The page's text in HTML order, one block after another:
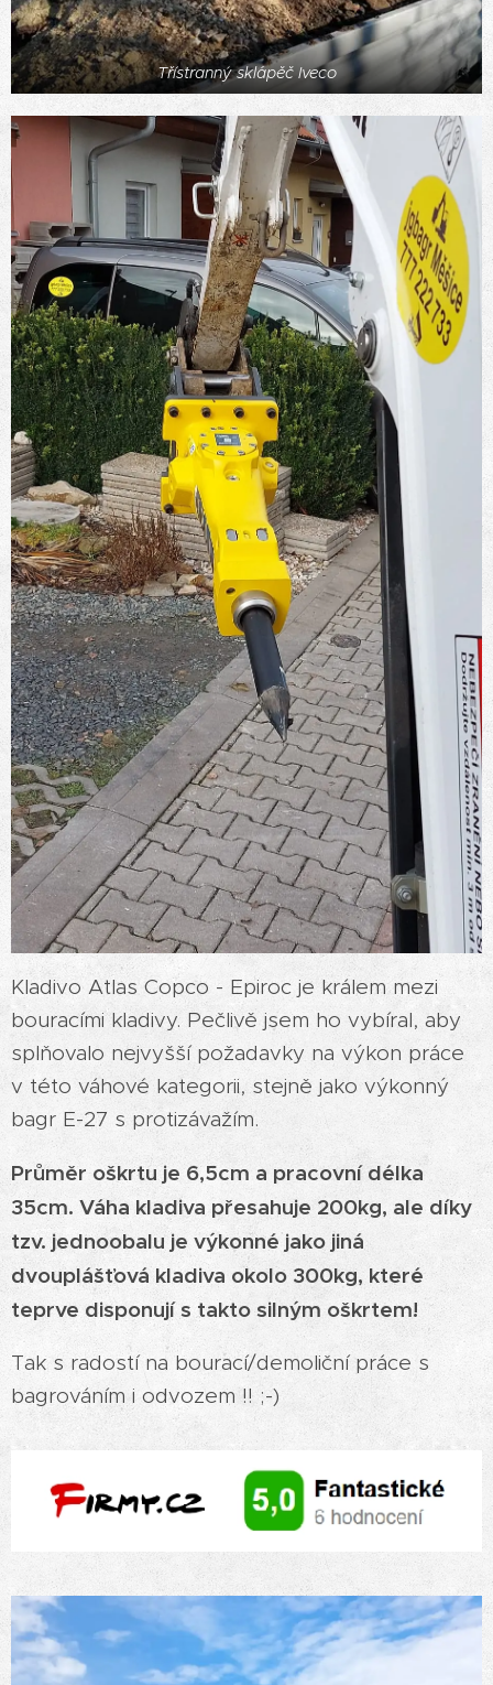
Třístranný sklápěč Iveco
Kladivo Atlas Copco - Epiroc je králem mezi
bouracími kladivy. Pečlivě jsem ho vybíral, aby
splňovalo nejvyšší požadavky na výkon práce
v této váhové kategorii, stejně jako výkonný
bagr E-27 s protizávažím.
Průměr oškrtu je 6,5cm a pracovní délka
35cm. Váha kladiva přesahuje 200kg, ale díky
tzv. jednoobalu je výkonné jako jiná
dvouplášťová kladiva okolo 300kg, které
teprve disponují s takto silným oškrtem!
Tak s radostí na bourací/demoliční práce s
bagrováním i odvozem !! ;-)